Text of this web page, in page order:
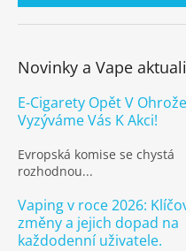
Novinky a Vape
E-Cigarety Opět V
Vyzýváme Vás K Akci!
Evropská komise se chystá
rozhodnou...
Vaping v roce 2026:
změny a jejich dopad na
každodenní uživatele.